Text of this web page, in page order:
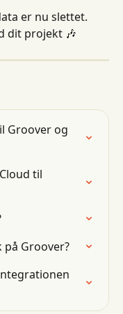
er nu slettet.
dit projekt 🎶
Groover og
til
på Groover?